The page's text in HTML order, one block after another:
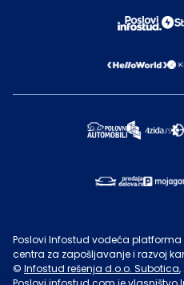
Poslovi Infostud vodeća
centra za zapošljavanje i razvoj
© Infostud rešenja d.o.o. Subotica